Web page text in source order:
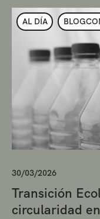
AL DÍA
30/03/2026
Transición
circularidad